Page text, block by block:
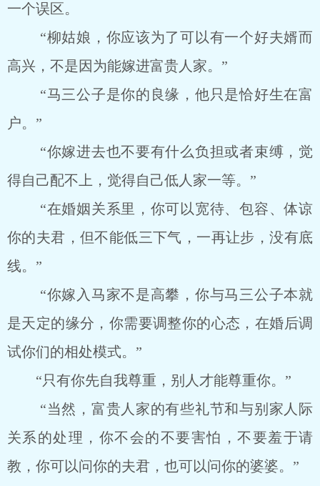
一个误区。
“柳姑娘，你应该为了可以有一个好夫婿而
高兴，不是因为能嫁进富贵人家。”
“马三公子是你的良缘，他只是恰好生在富
户。”
“你嫁进去也不要有什么负担或者束缚，觉
得自己配不上，觉得自己低人家一等。”
“在婚姻关系里，你可以宽待、包容、体谅
你的夫君，但不能低三下气，一再让步，没有底
线。”
“你嫁入马家不是高攀，你与马三公子本就
是天定的缘分，你需要调整你的心态，在婚后调
试你们的相处模式。”
“只有你先自我尊重，别人才能尊重你。”
“当然，富贵人家的有些礼节和与别家人际
关系的处理，你不会的不要害怕，不要羞于请
教，你可以问你的夫君，也可以问你的婆婆。”